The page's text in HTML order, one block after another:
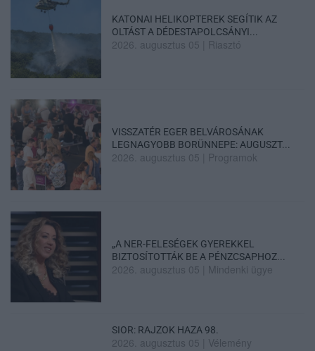
KATONAI HELIKOPTEREK SEGÍTIK AZ
OLTÁST A DÉDESTAPOLCSÁNYI...
2026. augusztus 05 Riasztó
VISSZATÉR EGER BELVÁROSÁNAK
LEGNAGYOBB BORÜNNEPE: AUGUSZT...
2026. augusztus 05 Programok
„A NER-FELESÉGEK GYEREKKEL
BIZTOSÍTOTTÁK BE A PÉNZCSAPHOZ...
2026. augusztus 05 Mindenki ügye
SIOR: RAJZOK HAZA 98.
2026. augusztus 05 Vélemény